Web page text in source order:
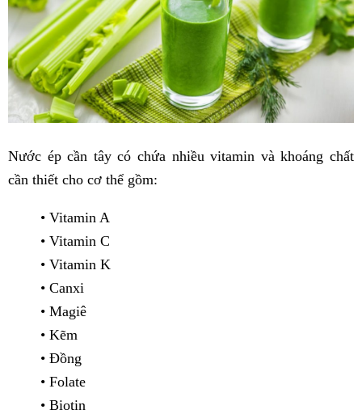
Nước ép cần tây có chứa nhiều vitamin và khoáng chất
cần thiết cho cơ thể gồm:
• Vitamin A
• Vitamin C
• Vitamin K
• Canxi
• Magiê
• Kẽm
• Đồng
• Folate
• Biotin